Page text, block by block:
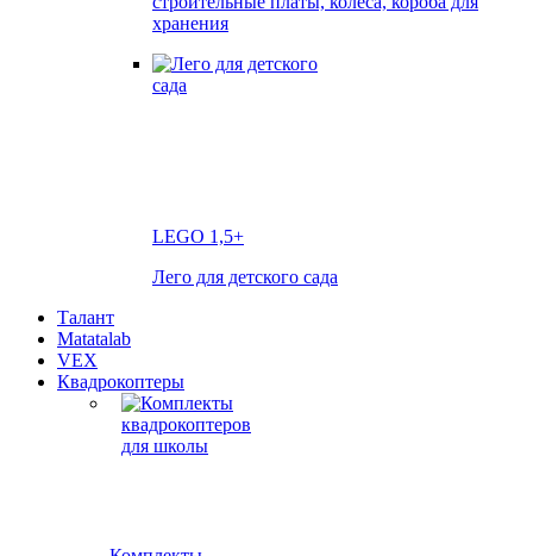
хранения
LEGO 1,5+
Лего для детского сада
Талант
Matatalab
VEX
Квадрокоптеры